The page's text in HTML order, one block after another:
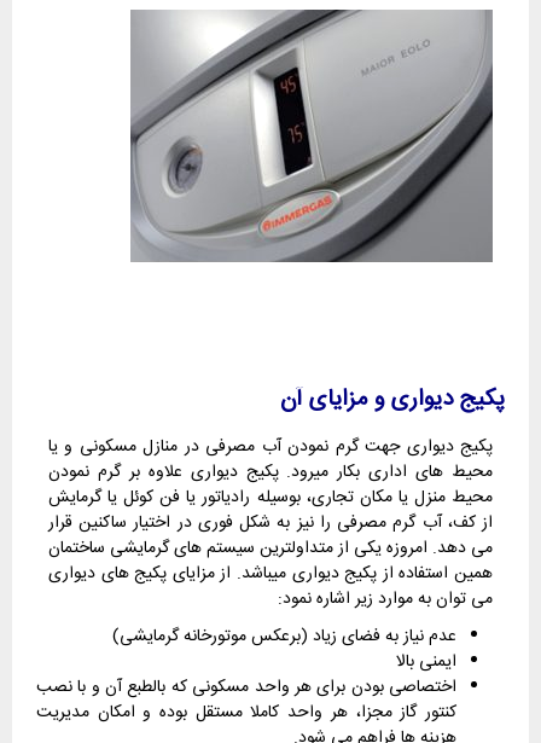
پکیج دیواری و مزایای آن
پکیج دیواری جهت گرم نمودن آب مصرفی در منازل مسکونی و یا
محیط های اداری بکار میرود. پکیج دیواری علاوه بر گرم نمودن
محیط منزل یا مکان تجاری، بوسیله رادیاتور یا فن کوئل یا گرمایش
از کف، آب گرم مصرفی را نیز به شکل فوری در اختیار ساکنین قرار
می دهد. امروزه یکی از متداولترین سیستم های گرمایشی ساختمان
همین استفاده از پکیج دیواری میباشد. از مزایای پکیج های دیواری
می توان به موارد زیر اشاره نمود:
عدم نیاز به فضای زیاد (برعکس موتورخانه گرمایشی)
ایمنی بالا
اختصاصی بودن برای هر واحد مسکونی که بالطبع آن و با نصب
کنتور گاز مجزا، هر واحد کاملا مستقل بوده و امکان مدیریت